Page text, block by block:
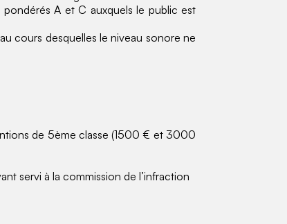
A et C auxquels le public est
cours desquelles le niveau sonore ne
de 5ème classe (1500 € et 3000
servi à la commission de l’infraction